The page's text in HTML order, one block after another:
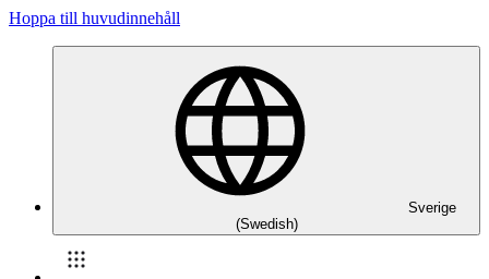
Hoppa till huvudinnehåll
Sverige
(Swedish)